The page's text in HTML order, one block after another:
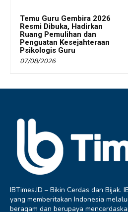
Temu Guru Gembira 2026
Resmi Dibuka, Hadirkan
Ruang Pemulihan dan
Penguatan Kesejahteraan
Psikologis Guru
07/08/2026
IBTimes.ID – Bikin Cerdas dan Bijak.
yang memberitakan Indonesia
beragam dan berupaya